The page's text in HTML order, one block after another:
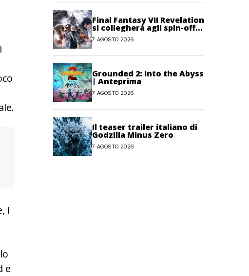
i
e
Final Fantasy VII Revelation
si collegherà agli spin-off
di FF7: Hamaguchi non si
pone limiti
7 AGOSTO 2026
Grounded 2: Into the Abyss
| Anteprima
7 AGOSTO 2026
Il teaser trailer italiano di
Godzilla Minus Zero
7 AGOSTO 2026